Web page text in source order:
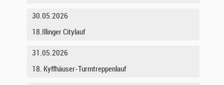
30.05.2026
18.Illinger Citylauf
31.05.2026
18. Kyffhäuser-Turmtreppenlauf